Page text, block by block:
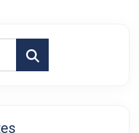
Buscar